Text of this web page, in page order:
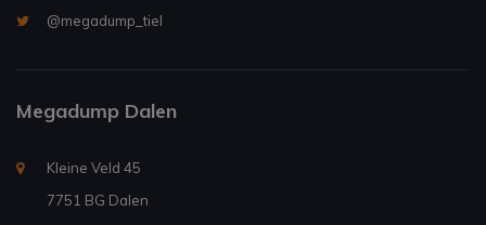
@megadump_tiel
Megadump Dalen
Kleine Veld 45
7751 BG Dalen